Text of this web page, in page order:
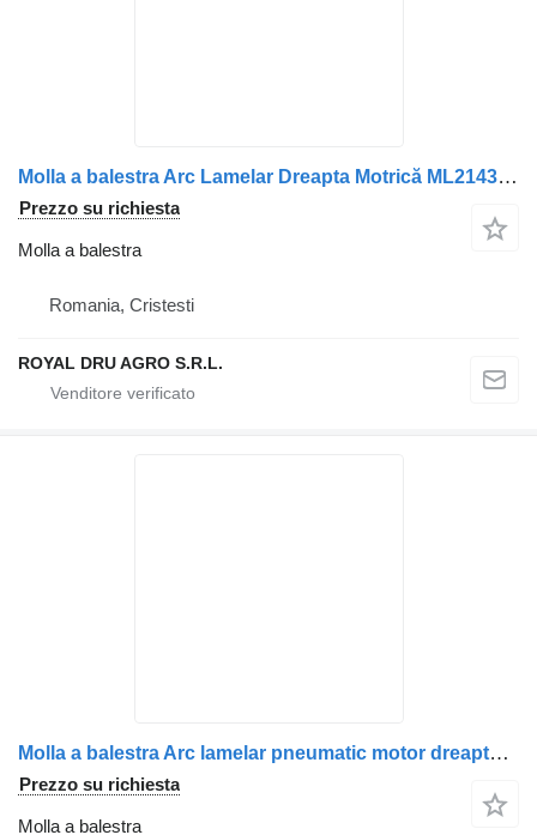
Molla a balestra Arc Lamelar Dreapta Motrică ML214387 ML236576 per camion AXA Mitsubishi
Prezzo su richiesta
Molla a balestra
Romania, Cristesti
ROYAL DRU AGRO S.R.L.
Molla a balestra Arc lamelar pneumatic motor dreapta 1769878-20 per camion AXA Scania
Prezzo su richiesta
Molla a balestra